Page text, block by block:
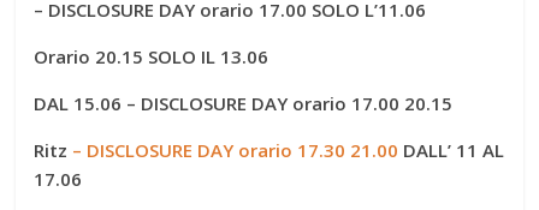
– DISCLOSURE DAY orario 17.00 SOLO L’11.06
Orario 20.15 SOLO IL 13.06
DAL 15.06 – DISCLOSURE DAY orario 17.00 20.15
Ritz – DISCLOSURE DAY orario 17.30 21.00 DALL’ 11 AL
17.06